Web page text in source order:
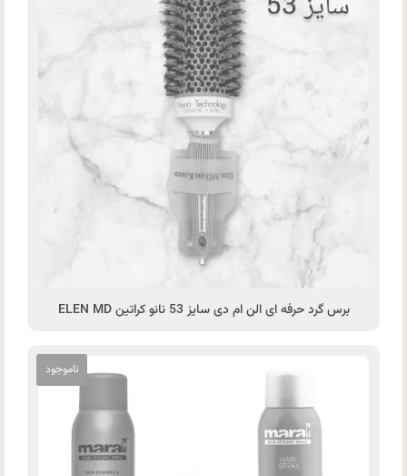
برس گرد حرفه ای الن ام دی سایز 53 نانو کراتین ELEN MD